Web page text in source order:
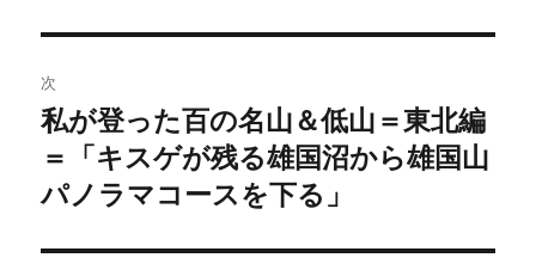
ビ
ゲ
ー
シ
稿:
次
次
の
投
私が登った百の名山＆低山＝東北編
＝「キスゲが残る雄国沼から雄国山
パノラマコースを下る」